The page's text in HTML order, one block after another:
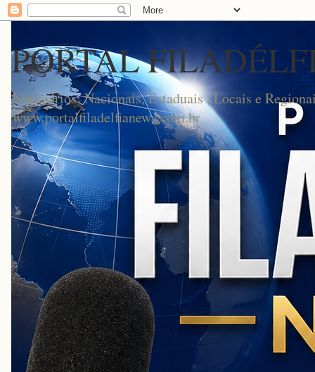
PORTAL
Noticiários: Nacionais, Estaduais , Locais e
www.portalfiladelfianews.com.br